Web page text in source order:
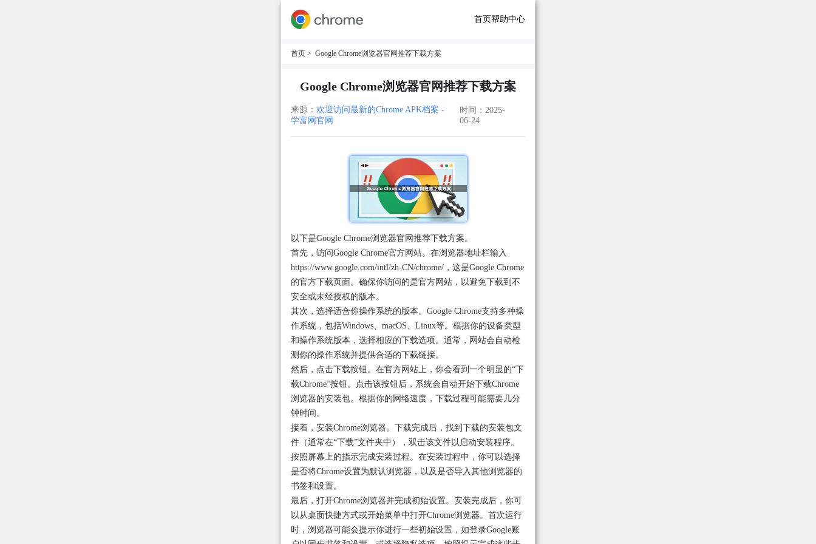
首页帮助中心
首页 > Google Chrome浏览器官网推荐下载方案
Google Chrome浏览器官网推荐下载方案
来源： 欢迎访问最新的Chrome APK档案 -
学富网官网
时间：2025-
06-24
以下是Google Chrome浏览器官网推荐下载方案。
首先，访问Google Chrome官方网站。在浏览器地址栏输入
https://www.google.com/intl/zh-CN/chrome/，这是Google Chrome
的官方下载页面。确保你访问的是官方网站，以避免下载到不
安全或未经授权的版本。
其次，选择适合你操作系统的版本。Google Chrome支持多种操
作系统，包括Windows、macOS、Linux等。根据你的设备类型
和操作系统版本，选择相应的下载选项。通常，网站会自动检
测你的操作系统并提供合适的下载链接。
然后，点击下载按钮。在官方网站上，你会看到一个明显的“下
载Chrome”按钮。点击该按钮后，系统会自动开始下载Chrome
浏览器的安装包。根据你的网络速度，下载过程可能需要几分
钟时间。
接着，安装Chrome浏览器。下载完成后，找到下载的安装包文
件（通常在“下载”文件夹中），双击该文件以启动安装程序。
按照屏幕上的指示完成安装过程。在安装过程中，你可以选择
是否将Chrome设置为默认浏览器，以及是否导入其他浏览器的
书签和设置。
最后，打开Chrome浏览器并完成初始设置。安装完成后，你可
以从桌面快捷方式或开始菜单中打开Chrome浏览器。首次运行
时，浏览器可能会提示你进行一些初始设置，如登录Google账